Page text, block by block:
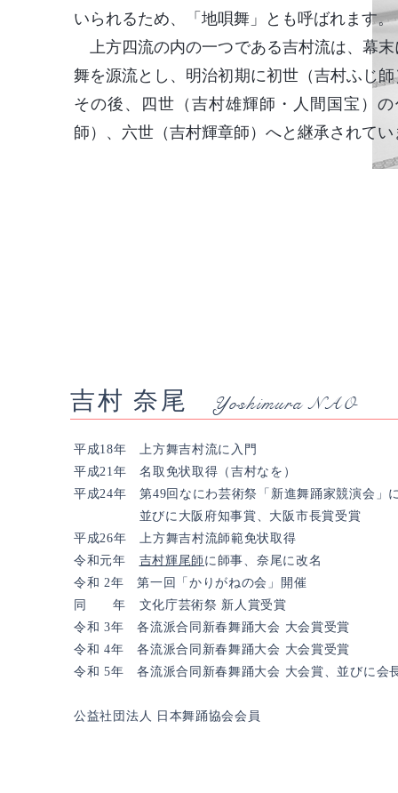
いられるため、「地唄舞」とも呼ばれます。
上方四流の内の一つである吉村流は、幕
舞を源流とし、明治初期に初世（吉村ふじ
その後、四世（吉村雄輝師・人間国宝）
師）、六世（吉村輝章師）へと継承されてい
吉村 奈尾 Yoshimura NAO
平成18年 上方舞吉村流に入門
平成21年 名取免状取得（吉村なを）
平成24年 第49回なにわ芸術祭「新進舞踊家競演会」
並びに大阪府知事賞、大阪市長賞受賞
平成26年 上方舞吉村流師範免状取得
​令和元年 吉村輝尾師 に師事、奈尾に改名
​令和 2年 第一回「かりがねの会」開催
同 年 文化庁芸術祭 新人賞受賞
令和 3年 各流派合同新春舞踊大会 大会賞受賞
令和 4年 各流派合同新春舞踊大会 大会賞受賞
令和 5年 各流派合同新春舞踊大会 大会賞、並びに会
公益社団法人 日本舞踊協会会員